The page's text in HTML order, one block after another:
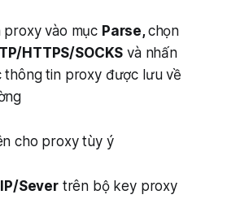
proxy vào mục Parse,chọn
HTTPS/SOCKS và nhấn
thông tin proxy được lưu về
cho proxy tùy ý
IP/Severtrên bộ key proxy